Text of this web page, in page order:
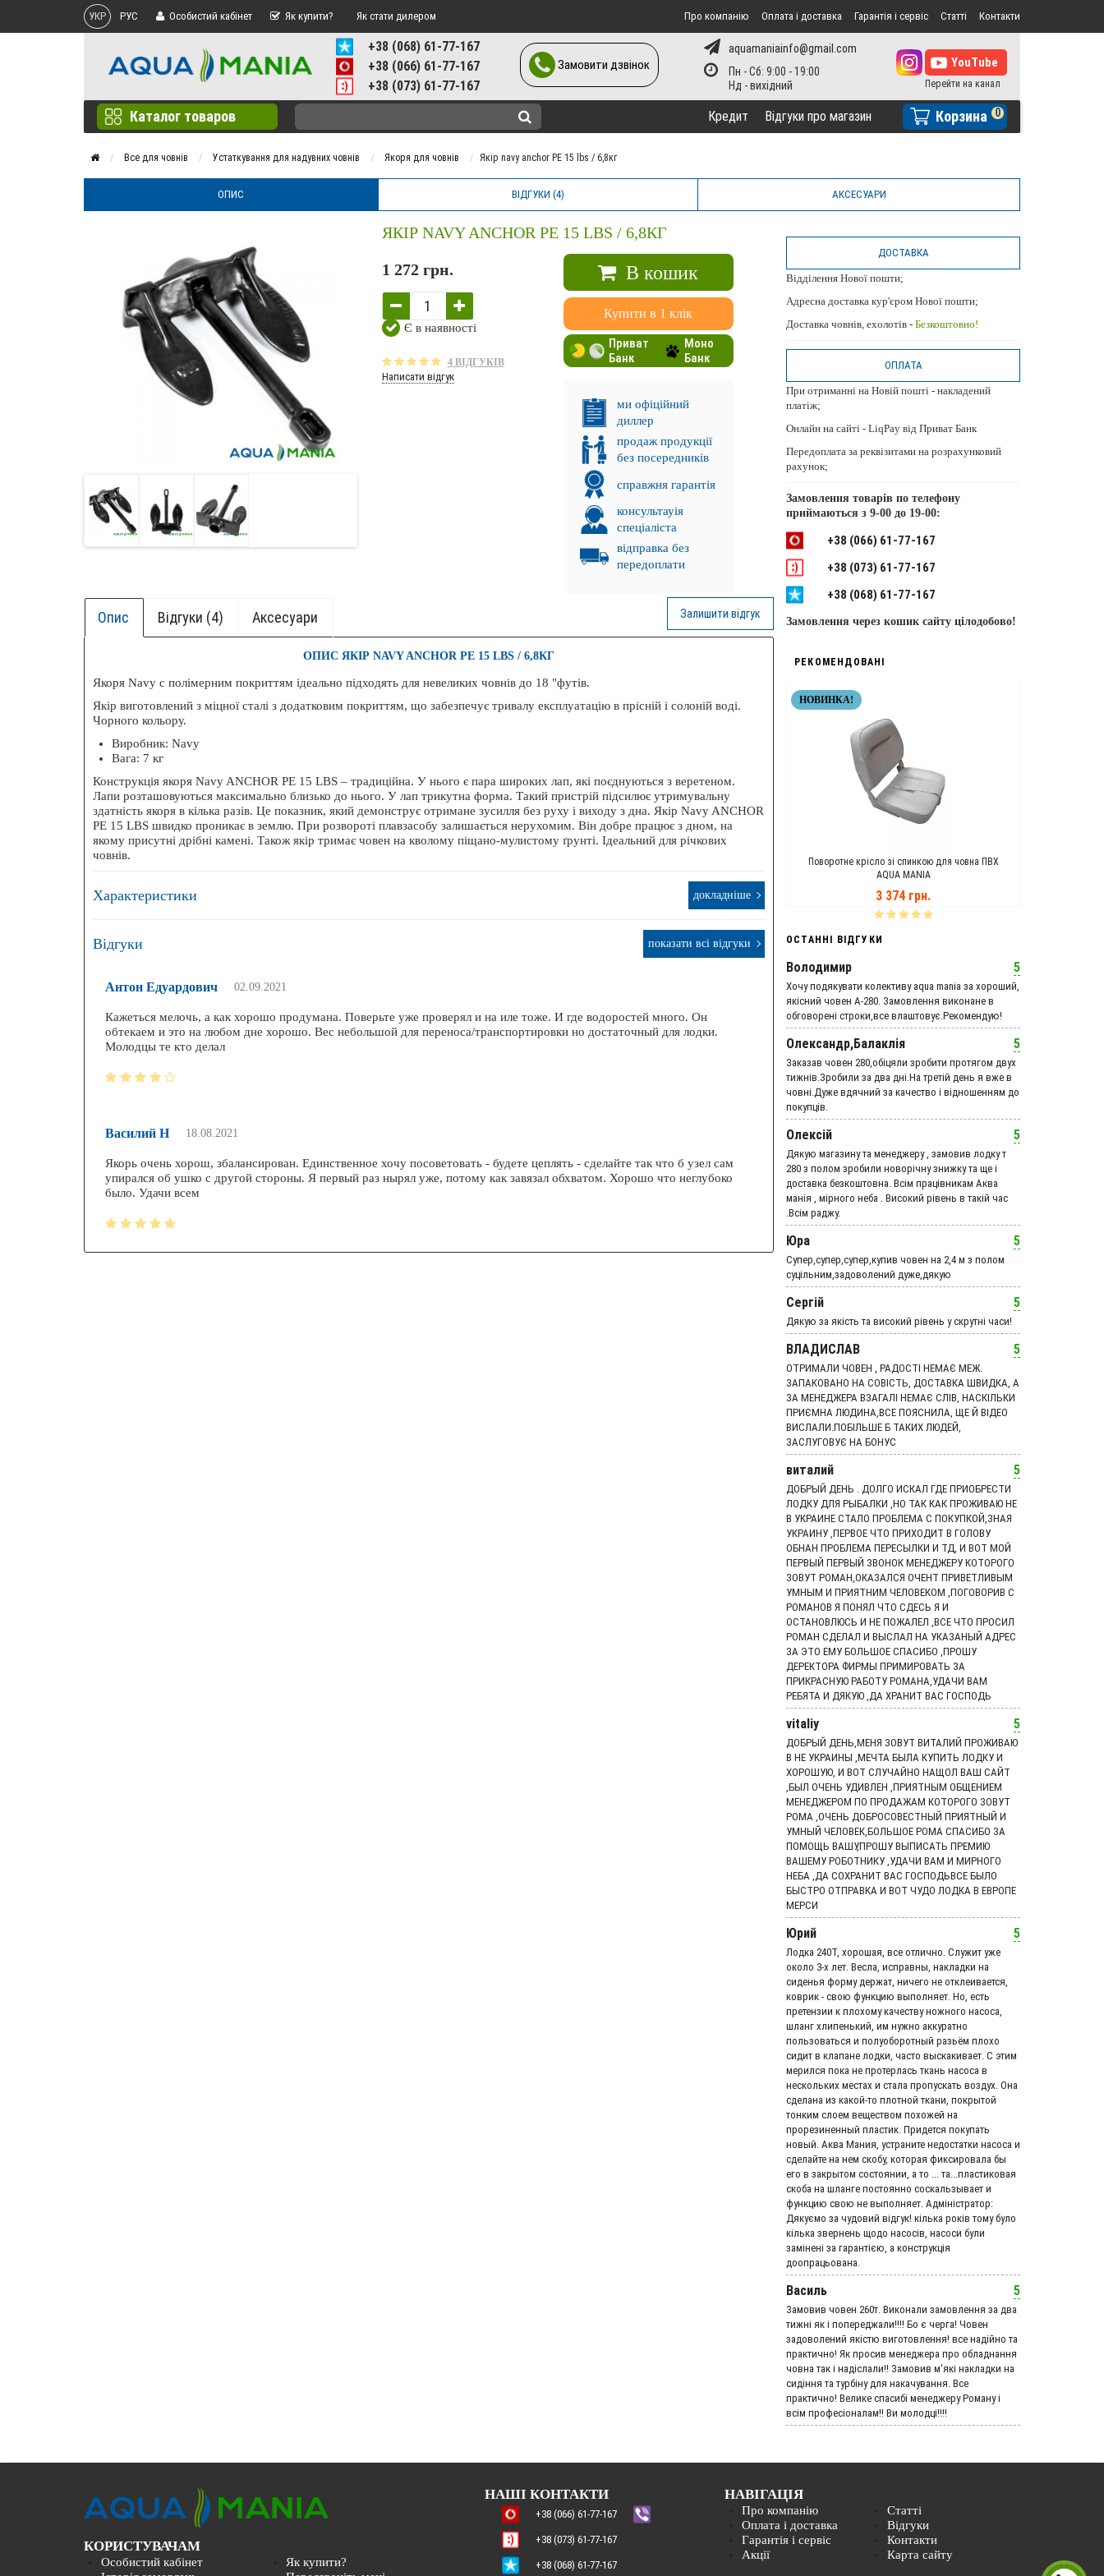
УКР РУС Особистий кабінет Як купити? Як стати дилером Про компанію Оплата і доставка Гарантія і сервіс Статті Контакти
+38 (068) 61-77-167
+38 (066) 61-77-167
+38 (073) 61-77-167
Замовити дзвінок
aquamaniainfo@gmail.com
Пн - Сб: 9:00 - 19:00
Корзина 0
Кредит Відгуки про магазин
Каталог товаров
Все для човнів Устаткування для надувних човнів Якоря для човнів Якір navy anchor PE 15 lbs / 6,8кг
ОПИС ВІДГУКИ (4) AКСЕСУАРИ
ЯКІР NAVY ANCHOR PE 15 LBS / 6,8КГ
1 272 грн.
Є в наявності
4 ВІДГУКІВ
Написати відгук
В кошик
Купити в 1 клік
Приват
Банк
Моно
Банк
ми офіційний
диллер
продаж продукції
без посередників
справжня гарантія
консультауія
спеціаліста
відправка без
передоплати
Залишити відгук
Опис Відгуки (4) Aксесуари
ОПИС ЯКІР NAVY ANCHOR PE 15 LBS / 6,8КГ
Якоря Navy c полімерним покриттям ідеально підходять для невеликих човнів до 18 "футів.
Якір виготовлений з міцної сталі з додатковим покриттям, що забезпечує тривалу експлуатацію в прісній і солоній воді.
Чорного кольору.
Виробник: Navy
Вага: 7 кг
Конструкція якоря Navy ANCHOR PE 15 LBS – традиційна. У нього є пара широких лап, які поєднуються з веретеном.
Лапи розташовуються максимально близько до нього. У лап трикутна форма. Такий пристрій підсилює утримувальну
здатність якоря в кілька разів. Це показник, який демонструє отримане зусилля без руху і виходу з дна. Якір Navy ANCHOR
PE 15 LBS швидко проникає в землю. При розвороті плавзасобу залишається нерухомим. Він добре працює з дном, на
якому присутні дрібні камені. Також якір тримає човен на кволому піщано-мулистому ґрунті. Ідеальний для річкових
човнів.
Характеристики докладніше
Відгуки показати всі відгуки
Антон Едуардович 02.09.2021
Кажеться мелочь, а как хорошо продумана. Поверьте уже проверял и на иле тоже. И где водоростей много. Он
обтекаем и это на любом дне хорошо. Вес небольшой для переноса/транспортировки но достаточный для лодки.
Молодцы те кто делал
Василий Н 18.08.2021
Якорь очень хорош, збалансирован. Единственное хочу посоветовать - будете цеплять - сделайте так что б узел сам
упирался об ушко с другой стороны. Я первый раз нырял уже, потому как завязал обхватом. Хорошо что неглубоко
было. Удачи всем
ДОСТАВКА
Відділення Нової пошти;
Адресна доставка кур'єром Нової пошти;
Доставка човнів, ехолотів - Безкоштовно!
ОПЛАТА
При отриманні на Новій пошті - накладений
платіж;
Онлайн на сайті - LiqPay від Приват Банк
Передоплата за реквізитами на розрахунковий
рахунок;
Замовлення товарів по телефону
приймаються з 9-00 до 19-00:
+38 (066) 61-77-167
+38 (073) 61-77-167
+38 (068) 61-77-167
Замовлення через кошик сайту цілодобово!
РЕКОМЕНДОВАНІ
2 734 грн.
НОВИНКА!
Поворотне крісло зі спинкою для човна ПВХ
AQUA MANIA
3 374 грн.
ОСТАННІ ВІДГУКИ
Володимир 5
Хочу подякувати колективу aqua mania за хороший,
якісний човен А-280. Замовлення виконане в
обговорені строки,все влаштовує.Рекомендую!
Олександр,Балаклія 5
Заказав човен 280,обіцяли зробити протягом двух
тижнів.Зробили за два дні.На третій день я вже в
човні.Дуже вдячний за качество і відношенням до
покупців.
Олексій 5
Дякую магазину та менеджеру , замовив лодку т
280 з полом зробили новорічну знижку та ще і
доставка безкоштовна. Всім працівникам Аква
манія , мірного неба . Високий рівень в такій час
.Всім раджу.
Юра 5
Супер,супер,супер,купив човен на 2,4 м з полом
суцільним,задоволений дуже,дякую
Сергій 5
Дякую за якість та високий рівень у скрутні часи!
ВЛАДИСЛАВ 5
ОТРИМАЛИ ЧОВЕН , РАДОСТІ НЕМАЄ МЕЖ.
ЗАПАКОВАНО НА СОВІСТЬ, ДОСТАВКА ШВИДКА, А
ЗА МЕНЕДЖЕРА ВЗАГАЛІ НЕМАЄ СЛІВ, НАСКІЛЬКИ
ПРИЄМНА ЛЮДИНА,ВСЕ ПОЯСНИЛА, ЩЕ Й ВІДЕО
ВИСЛАЛИ.ПОБІЛЬШЕ Б ТАКИХ ЛЮДЕЙ,
ЗАСЛУГОВУЄ НА БОНУС
виталий 5
ДОБРЫЙ ДЕНЬ . ДОЛГО ИСКАЛ ГДЕ ПРИОБРЕСТИ
ЛОДКУ ДЛЯ РЫБАЛКИ ,НО ТАК КАК ПРОЖИВАЮ НЕ
В УКРАИНЕ СТАЛО ПРОБЛЕМА С ПОКУПКОЙ,ЗНАЯ
УКРАИНУ ,ПЕРВОЕ ЧТО ПРИХОДИТ В ГОЛОВУ
ОБНАН ПРОБЛЕМА ПЕРЕСЫЛКИ И ТД, И ВОТ МОЙ
ПЕРВЫЙ ПЕРВЫЙ ЗВОНОК МЕНЕДЖЕРУ КОТОРОГО
ЗОВУТ РОМАН,ОКАЗАЛСЯ ОЧЕНТ ПРИВЕТЛИВЫМ
УМНЫМ И ПРИЯТНИМ ЧЕЛОВЕКОМ ,ПОГОВОРИВ С
РОМАНОВ Я ПОНЯЛ ЧТО СДЕСЬ Я И
ОСТАНОВЛЮСЬ И НЕ ПОЖАЛЕЛ ,ВСЕ ЧТО ПРОСИЛ
РОМАН СДЕЛАЛ И ВЫСЛАЛ НА УКАЗАНЫЙ АДРЕС
ЗА ЭТО ЕМУ БОЛЬШОЕ СПАСИБО ,ПРОШУ
ДЕРЕКТОРА ФИРМЫ ПРИМИРОВАТЬ ЗА
ПРИКРАСНУЮ РАБОТУ РОМАНА,УДАЧИ ВАМ
РЕБЯТА И ДЯКУЮ ,ДА ХРАНИТ ВАС ГОСПОДЬ
vitaliy 5
ДОБРЫЙ ДЕНЬ,МЕНЯ ЗОВУТ ВИТАЛИЙ ПРОЖИВАЮ
В НЕ УКРАИНЫ ,МЕЧТА БЫЛА КУПИТЬ ЛОДКУ И
ХОРОШУЮ, И ВОТ СЛУЧАЙНО НАЩОЛ ВАШ САЙТ
,БЫЛ ОЧЕНЬ УДИВЛЕН ,ПРИЯТНЫМ ОБЩЕНИЕМ
МЕНЕДЖЕРОМ ПО ПРОДАЖАМ КОТОРОГО ЗОВУТ
РОМА ,ОЧЕНЬ ДОБРОСОВЕСТНЫЙ ПРИЯТНЫЙ И
УМНЫЙ ЧЕЛОВЕК,БОЛЬШОЕ РОМА СПАСИБО ЗА
ПОМОЩЬ ВАШУ,ПРОШУ ВЫПИСАТЬ ПРЕМИЮ
ВАШЕМУ РОБОТНИКУ ,УДАЧИ ВАМ И МИРНОГО
НЕБА ,ДА СОХРАНИТ ВАС ГОСПОДЬВСЕ БЫЛО
БЫСТРО ОТПРАВКА И ВОТ ЧУДО ЛОДКА В ЕВРОПЕ
МЕРСИ
Юрий 5
Лодка 240Т, хорошая, все отлично. Служит уже
около 3-х лет. Весла, исправны, накладки на
сиденья форму держат, ничего не отклеивается,
коврик - свою функцию выполняет. Но, есть
претензии к плохому качеству ножного насоса,
шланг хлипенький, им нужно аккуратно
пользоваться и полуоборотный разьём плохо
сидит в клапане лодки, часто выскакивает. С этим
мерился пока не протерлась ткань насоса в
нескольких местах и стала пропускать воздух. Она
сделана из какой-то плотной ткани, покрытой
тонким слоем веществом похожей на
прорезиненный пластик. Придется покупать
новый. Аква Мания, устраните недостатки насоса и
сделайте на нем скобу, которая фиксировала бы
его в закрытом состоянии, а то ... та...пластиковая
скоба на шланге постоянно соскальзывает и
функцию свою не выполняет. Адмiнiстратор:
Дякуємо за чудовий вiдгук! кілька років тому було
кілька звернень щодо насосів, насоси були
замінені за гарантією, а конструкція
доопрацьована.
Василь 5
Замовив човен 260т. Виконали замовлення за два
тижні як і попереджали!!!! Бо є черга! Човен
задоволений якістю виготовлення! все надійно та
практично! Як просив менеджера про обладнання
човна так і надіслали!! Замовив м'які накладки на
сидіння та турбіну для накачування. Все
практично! Велике спасибі менеджеру Роману і
всім професіоналам!! Ви молодці!!!!
КОРИСТУВАЧАМ
Особистий кабінет
Як купити?
НАШІ КОНТАКТИ
+38 (066) 61-77-167
+38 (073) 61-77-167
+38 (068) 61-77-167
НАВІГАЦІЯ
Про компанію
Оплата і доставка
Гарантія і сервіс
Акції
Статті
Відгуки
Контакти
Карта сайту